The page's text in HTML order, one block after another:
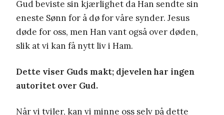
Gud beviste sin kjærlighet da Han sendte sin
eneste Sønn for å dø for våre synder. Jesus
døde for oss, men Han vant også over døden,
slik at vi kan få nytt liv i Ham.
Dette viser Guds makt; djevelen har ingen
autoritet over Gud.
Når vi tviler, kan vi minne oss selv på dette